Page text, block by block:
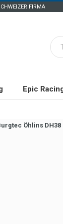
FIRMA
Epic
Öhlins DH38